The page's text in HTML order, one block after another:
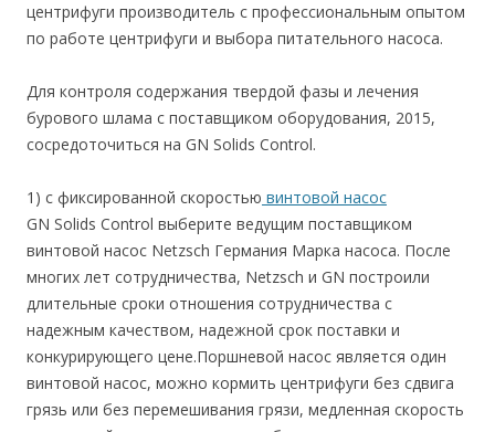
центрифуги производитель с профессиональным опытом
по работе центрифуги и выбора питательного насоса.
Для контроля содержания твердой фазы и лечения
бурового шлама с поставщиком оборудования, 2015,
сосредоточиться на GN Solids Control.
1) с фиксированной скоростью винтовой насос
GN Solids Control выберите ведущим поставщиком
винтовой насос Netzsch Германия Марка насоса. После
многих лет сотрудничества, Netzsch и GN построили
длительные сроки отношения сотрудничества с
надежным качеством, надежной срок поставки и
конкурирующего цене.Поршневой насос является один
винтовой насос, можно кормить центрифуги без сдвига
грязь или без перемешивания грязи, медленная скорость